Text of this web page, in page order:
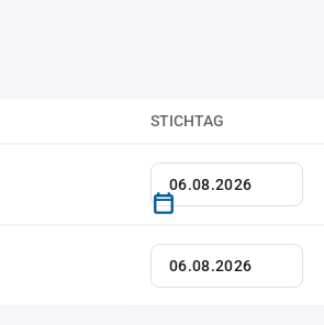
STICHTAG